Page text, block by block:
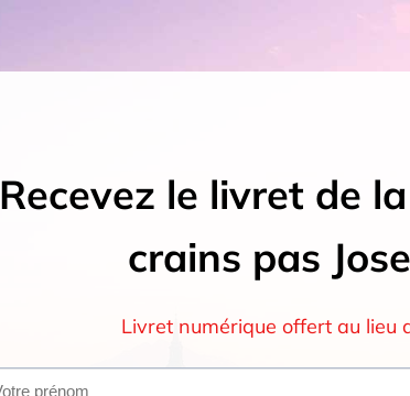
Recevez le livret de
crains pas
Livret numérique offert au lieu